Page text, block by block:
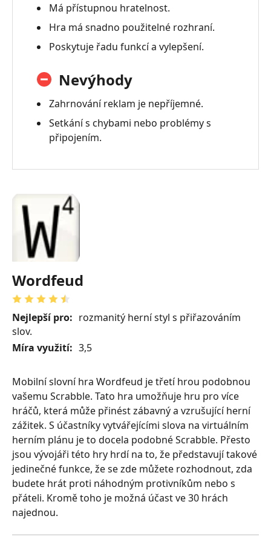
Má přístupnou hratelnost.
Hra má snadno použitelné rozhraní.
Poskytuje řadu funkcí a vylepšení.
Nevýhody
Zahrnování reklam je nepříjemné.
Setkání s chybami nebo problémy s
připojením.
Wordfeud
Nejlepší pro: rozmanitý herní styl s přiřazováním
slov.
Míra využití: 3,5
Mobilní slovní hra Wordfeud je třetí hrou podobnou
vašemu Scrabble. Tato hra umožňuje hru pro více
hráčů, která může přinést zábavný a vzrušující herní
zážitek. S účastníky vytvářejícími slova na virtuálním
herním plánu je to docela podobné Scrabble. Přesto
jsou vývojáři této hry hrdí na to, že představují takové
jedinečné funkce, že se zde můžete rozhodnout, zda
budete hrát proti náhodným protivníkům nebo s
přáteli. Kromě toho je možná účast ve 30 hrách
najednou.